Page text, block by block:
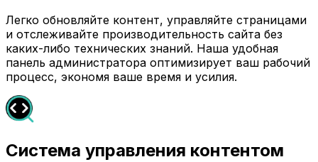
Легко обновляйте контент, управляйте страницами
и отслеживайте производительность сайта без
каких-либо технических знаний. Наша удобная
панель администратора оптимизирует ваш рабочий
процесс, экономя ваше время и усилия.
Система управления контентом